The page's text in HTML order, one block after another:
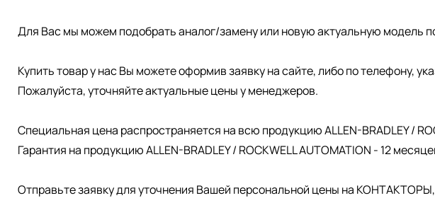
Для Вас мы можем подобрать аналог/замену или новую актуальную модель
Купить товар у нас Вы можете оформив заявку на сайте, либо по телефону,
Пожалуйста, уточняйте актуальные цены у менеджеров.
Специальная цена распространяется на всю продукцию ALLEN-BRADLEY /
Гарантия на продукцию ALLEN-BRADLEY / ROCKWELL AUTOMATION - 12
Отправьте заявку для уточнения Вашей персональной цены на